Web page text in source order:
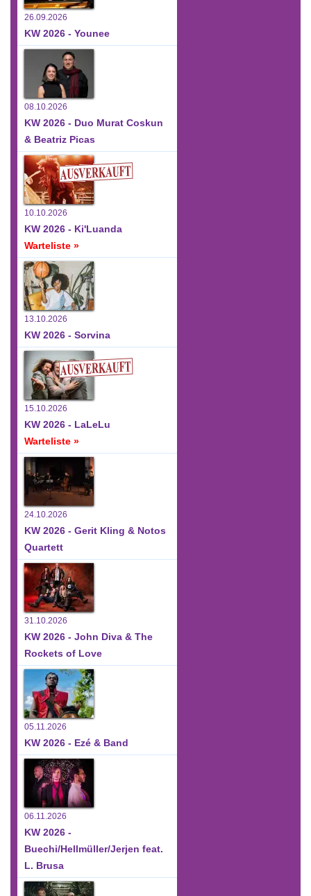
26.09.2026
KW 2026 - Younee
08.10.2026
KW 2026 - Duo Murat Coskun
& Beatriz Picas
10.10.2026
KW 2026 - Ki'Luanda
Warteliste »
13.10.2026
KW 2026 - Sorvina
15.10.2026
KW 2026 - LaLeLu
Warteliste »
24.10.2026
KW 2026 - Gerit Kling & Notos
Quartett
31.10.2026
KW 2026 - John Diva & The
Rockets of Love
05.11.2026
KW 2026 - Ezé & Band
06.11.2026
KW 2026 -
Buechi/Hellmüller/Jerjen feat.
L. Brusa